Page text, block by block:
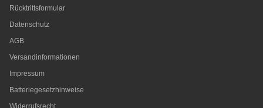
Rücktrittsformular
Datenschutz
AGB
Versandinformationen
Impressum
Batteriegesetzhinweise
Widerrufsrecht